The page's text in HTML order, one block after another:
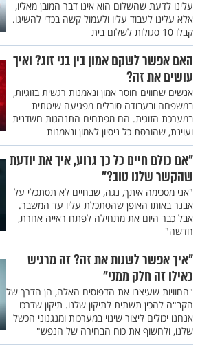
עלינו לדעת שהשלום הוא אינו דבר המובן מאליו,
אלא עלינו לעבוד עליו ולעמול קשה בכדי להשיגו.
קבלו 10 סגולות לשלום בית
האם אפשר לשקם אמון בין בני זוג? ואיך
עושים את זה?
אנשים שחווים חוסר אמון ונאמנות רגשית בזוגיות,
במשפחה ובעבודה סובלים מפגיעה שיטתית
במערכת הזוגית. הם מפתחים התנהגות חשדנית
ועוינת, שהורסת כל ניסיון לאמון ונאמנות
"אם כולם חיים כל כך גרוע, איך את יודעת
שהקשר שלנו טוב?"
"אני מסכימה איתך, נגה, שבחיים לא תסתכלי על
אבנר באותו האופן שהסתכלת עליו עד המשבר.
אבל כבר היום את מתחילה לפתח ראייה אחרת,
חדשה"
"איך אפשר לשנות את זה? זה מרגיש
כאילו זה חלק ממני"
"החוויות שעיצבו את הדפוסים האלה, הן הדרך של
הקב"ה להכין תשתית לתיקון שלנו. תיקון שדרכו
אנחנו יכולים ליצור שינוי במערכות ומנגנוני הכשל
שלנו, ולחשוף את כוח הבחירה של הנפש"